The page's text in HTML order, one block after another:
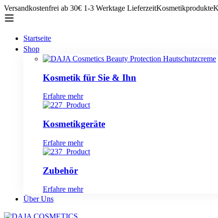
Versandkostenfrei ab 30€ 1-3 Werktage LieferzeitKosmetikprodukte
Startseite
Shop
Kosmetik für Sie & Ihn
Erfahre mehr
Kosmetikgeräte
Erfahre mehr
Zubehör
Erfahre mehr
Über Uns